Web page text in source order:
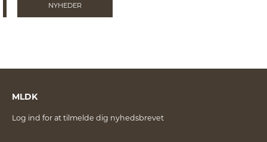
NYHEDER
MLDK
Log ind for at tilmelde dig nyhedsbrevet